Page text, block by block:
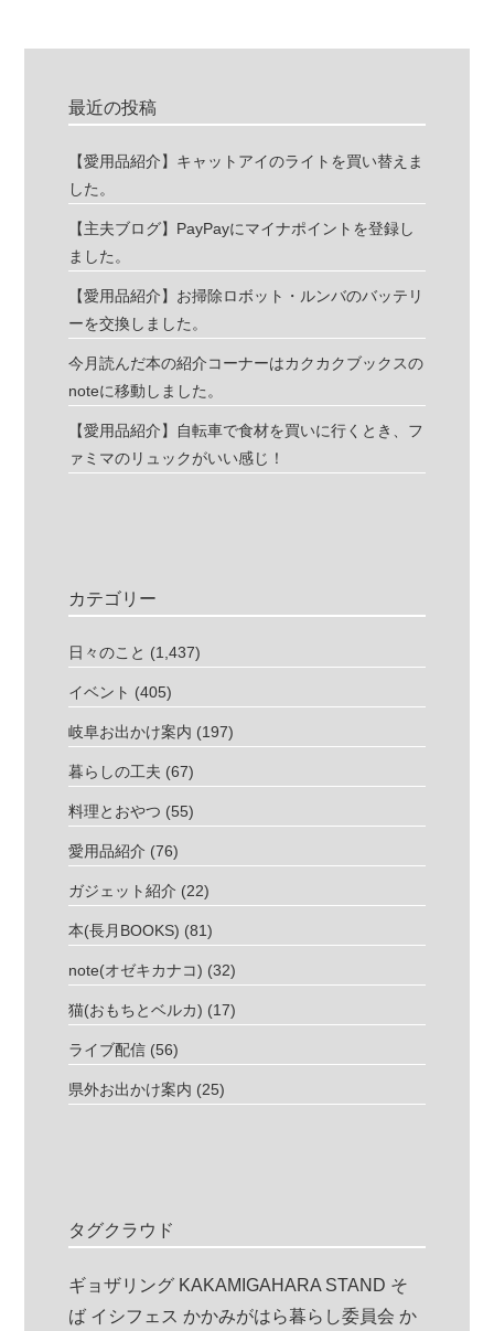
最近の投稿
【愛用品紹介】キャットアイのライトを買い替えま
した。
【主夫ブログ】PayPayにマイナポイントを登録し
ました。
【愛用品紹介】お掃除ロボット・ルンバのバッテリ
ーを交換しました。
今月読んだ本の紹介コーナーはカクカクブックスの
noteに移動しました。
【愛用品紹介】自転車で食材を買いに行くとき、フ
ァミマのリュックがいい感じ！
カテゴリー
日々のこと (1,437)
イベント (405)
岐阜お出かけ案内 (197)
暮らしの工夫 (67)
料理とおやつ (55)
愛用品紹介 (76)
ガジェット紹介 (22)
本(長月BOOKS) (81)
note(オゼキカナコ) (32)
猫(おもちとベルカ) (17)
ライブ配信 (56)
県外お出かけ案内 (25)
タグクラウド
ギョザリング KAKAMIGAHARA STAND そ
ば イシフェス かかみがはら暮らし委員会 か